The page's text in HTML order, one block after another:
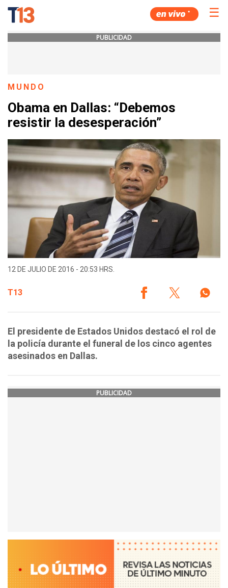
☰
PUBLICIDAD
MUNDO
Obama en Dallas: “Debemos
resistir la desesperación”
12 DE JULIO DE 2016 - 20:53 HRS.
T13
El presidente de Estados Unidos destacó el rol de
la policía durante el funeral de los cinco agentes
asesinados en Dallas.
PUBLICIDAD